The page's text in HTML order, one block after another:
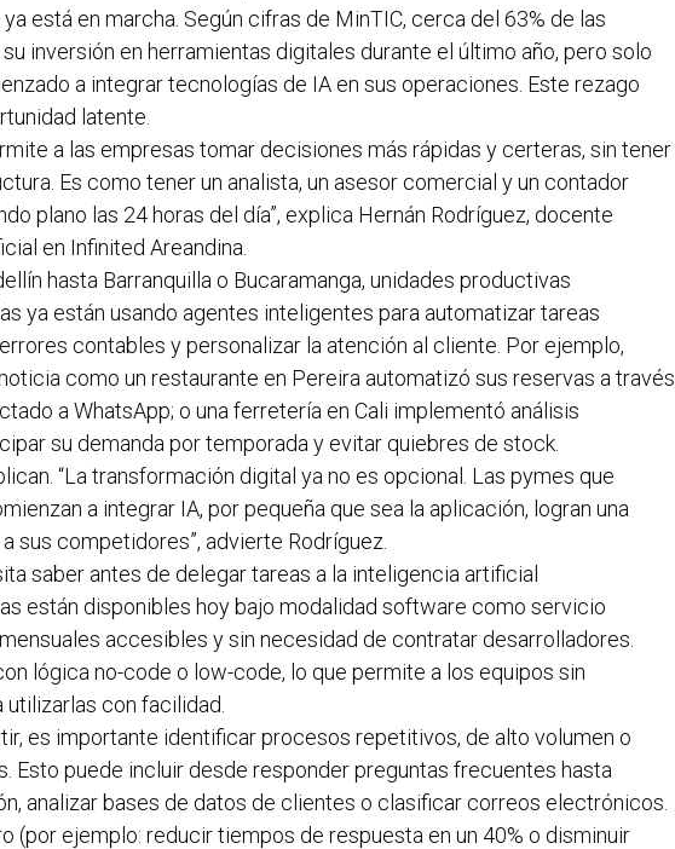
está en marcha. Según cifras de MinTIC, cerca del 63% de las
inversión en herramientas digitales durante el último año, pero solo
a integrar tecnologías de IA en sus operaciones. Este rezago
latente.
a las empresas tomar decisiones más rápidas y certeras, sin tener
Es como tener un analista, un asesor comercial y un contador
plano las 24 horas del día”, explica Hernán Rodríguez, docente
en Infinited Areandina.
hasta Barranquilla o Bucaramanga, unidades productivas
ya están usando agentes inteligentes para automatizar tareas
contables y personalizar la atención al cliente. Por ejemplo,
como un restaurante en Pereira automatizó sus reservas a través
a WhatsApp; o una ferretería en Cali implementó análisis
su demanda por temporada y evitar quiebres de stock.
“La transformación digital ya no es opcional. Las pymes que
a integrar IA, por pequeña que sea la aplicación, logran una
sus competidores”, advierte Rodríguez.
saber antes de delegar tareas a la inteligencia artificial
están disponibles hoy bajo modalidad software como servicio
accesibles y sin necesidad de contratar desarrolladores.
lógica no-code o low-code, lo que permite a los equipos sin
con facilidad.
es importante identificar procesos repetitivos, de alto volumen o
Esto puede incluir desde responder preguntas frecuentes hasta
analizar bases de datos de clientes o clasificar correos electrónicos.
(por ejemplo: reducir tiempos de respuesta en un 40% o disminuir